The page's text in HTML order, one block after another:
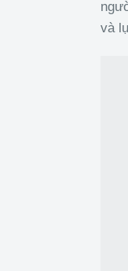
và